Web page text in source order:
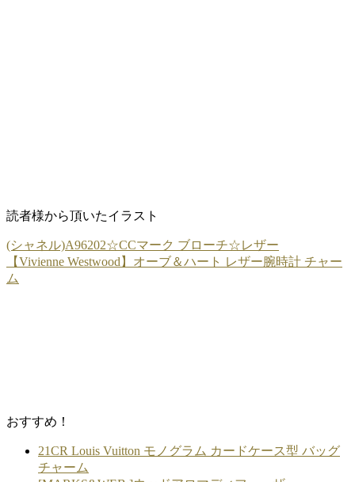
読者様から頂いたイラスト
(シャネル)A96202☆CCマーク ブローチ☆レザー
【Vivienne Westwood】オーブ＆ハート レザー腕時計 チャー
ム
おすすめ！
21CR Louis Vuitton モノグラム カードケース型 バッグ
チャーム